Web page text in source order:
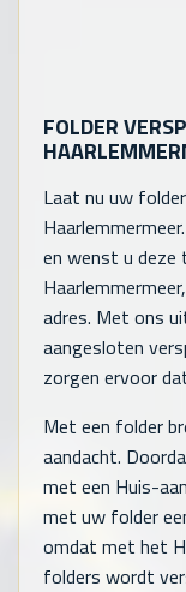
FOLDER
Laat nu uw
en wenst u deze
adres. Met ons
aangesloten
zorgen ervoor
Met een folder
aandacht.
met een Huis-
met uw folder
omdat met het
folders wordt